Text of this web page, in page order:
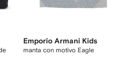
Emporio Armani Kids
manta con motivo Eagle